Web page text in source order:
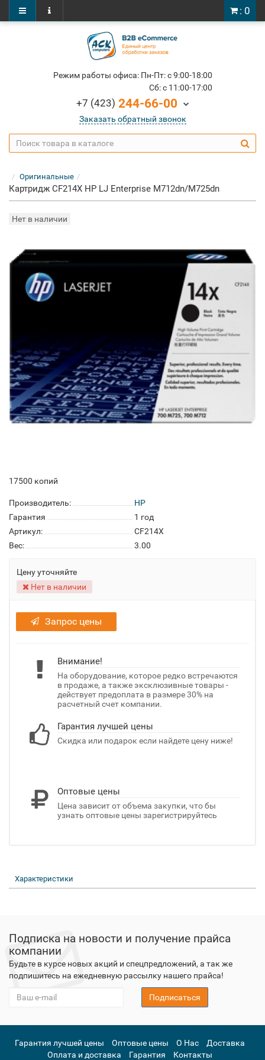
: 0
Режим работы офиса: Пн-Пт: c 9:00-18:00
Cб: c 11:00-17:00
+7 (423) 244-66-00
Заказать обратный звонок
Оригинальные
Картридж CF214X HP LJ Enterprise M712dn/M725dn
Нет в наличии
17500 копий
Производитель:
HP
Гарантия
1 год
Артикул:
CF214X
Вес:
3.00
Цену уточняйте
Нет в наличии
Запрос цены
Внимание!
На оборудование, которое редко встречаются
в продаже, а также эксклюзивные товары -
действует предоплата в размере 30% на
расчетный счет компании.
Гарантия лучшей цены
Скидка или подарок если найдете цену ниже!
Оптовые цены
Цена зависит от объема закупки, что бы
узнать оптовые цены зарегистрируйтесь
Характеристики
Подписка на новости и получение прайса
компании
Будьте в курсе новых акций и спецпредложений, а так же
подпишитесь на ежедневную рассылку нашего прайса!
Подписаться
Гарантия лучшей цены Оптовые цены О Нас
Доставка
Оплата и доставка
Гарантия Контакты